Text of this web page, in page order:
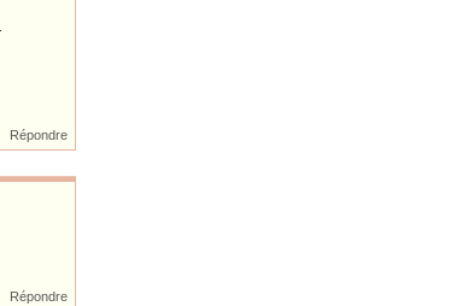
Répondre
Répondre